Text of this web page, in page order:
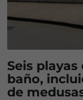
Seis
baño,
de